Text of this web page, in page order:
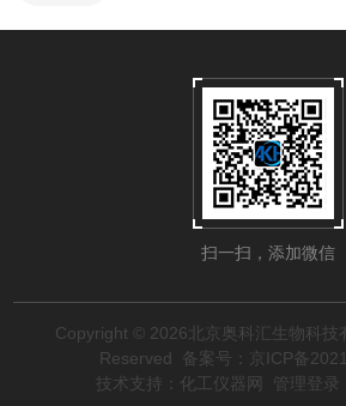
扫一扫，添加微信
Copyright © 2026北京奥科汇生物科技
Reserved
备案号：京ICP备
技术支持： 化工仪器网 管理登录